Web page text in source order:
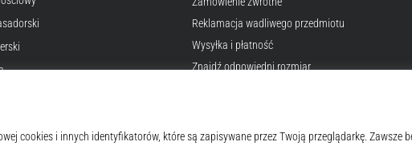
Reklamacja wadliwego przedmiotu
Wysyłka i płatność
Znajdź odpowiedni rozmiar
Polityka prywatności